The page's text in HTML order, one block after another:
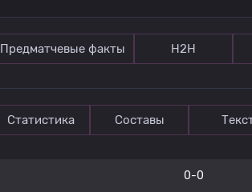
Предматчевые факты Н2Н
Статистика Составы
0-0